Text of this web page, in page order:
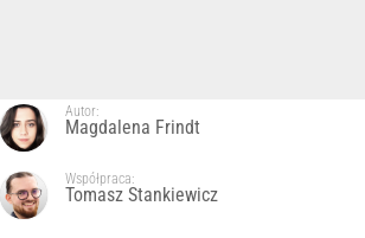
Autor:
Magdalena Frindt
Współpraca:
Tomasz Stankiewicz